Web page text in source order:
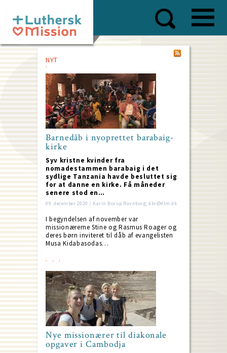
main
content
NYT
Barnedåb i nyoprettet barabaig-
kirke
Syv kristne kvinder fra
nomadestammen barabaig i det
sydlige Tanzania havde besluttet sig
for at danne en kirke. Få måneder
senere stod en…
09. december 2020 / Karin Borup Ravnborg; kbr@dlm.dk
I begyndelsen af november var
missionærerne Stine og Rasmus Roager og
deres børn inviteret til dåb af evangelisten
Musa Kidabasodas…
Nye missionærer til diakonale
opgaver i Cambodja